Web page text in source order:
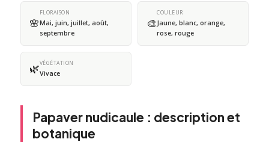
🌸
FLORAISON
Mai, juin, juillet, août,
septembre
🎨
COULEUR
Jaune, blanc, orange,
rose, rouge
🌿VÉGÉTATION
Vivace
Papaver nudicaule : description et
botanique